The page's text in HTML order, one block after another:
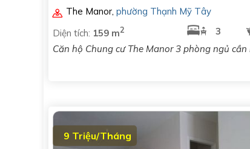
The Manor, phường Thạnh Mỹ Tây
Diện tích: 159 m2 3
Căn hộ Chung cư The Manor 3 phòng ngủ cần
9 Triệu/Tháng